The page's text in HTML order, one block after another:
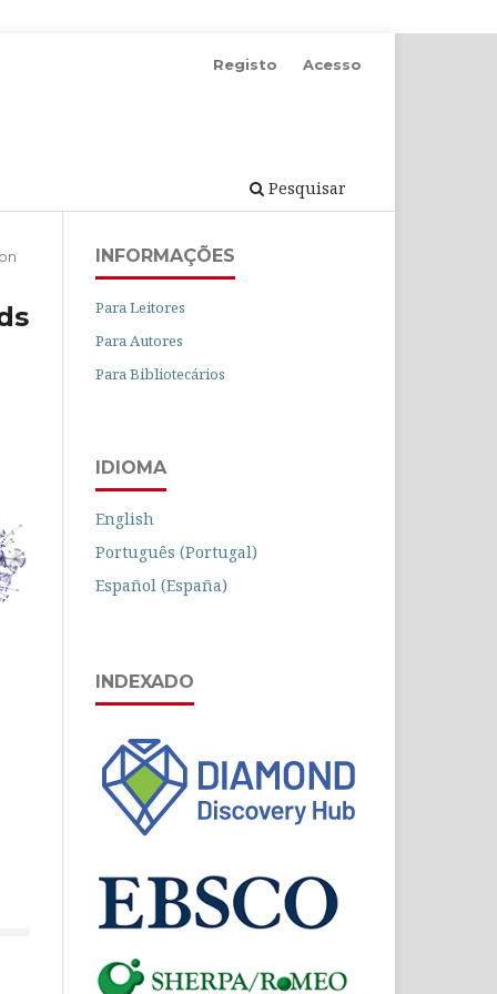
Pesquisar
Registo Acesso
INFORMAÇÕES
Para Leitores
Para Autores
Para Bibliotecários
IDIOMA
English
Português (Portugal)
Español (España)
INDEXADO